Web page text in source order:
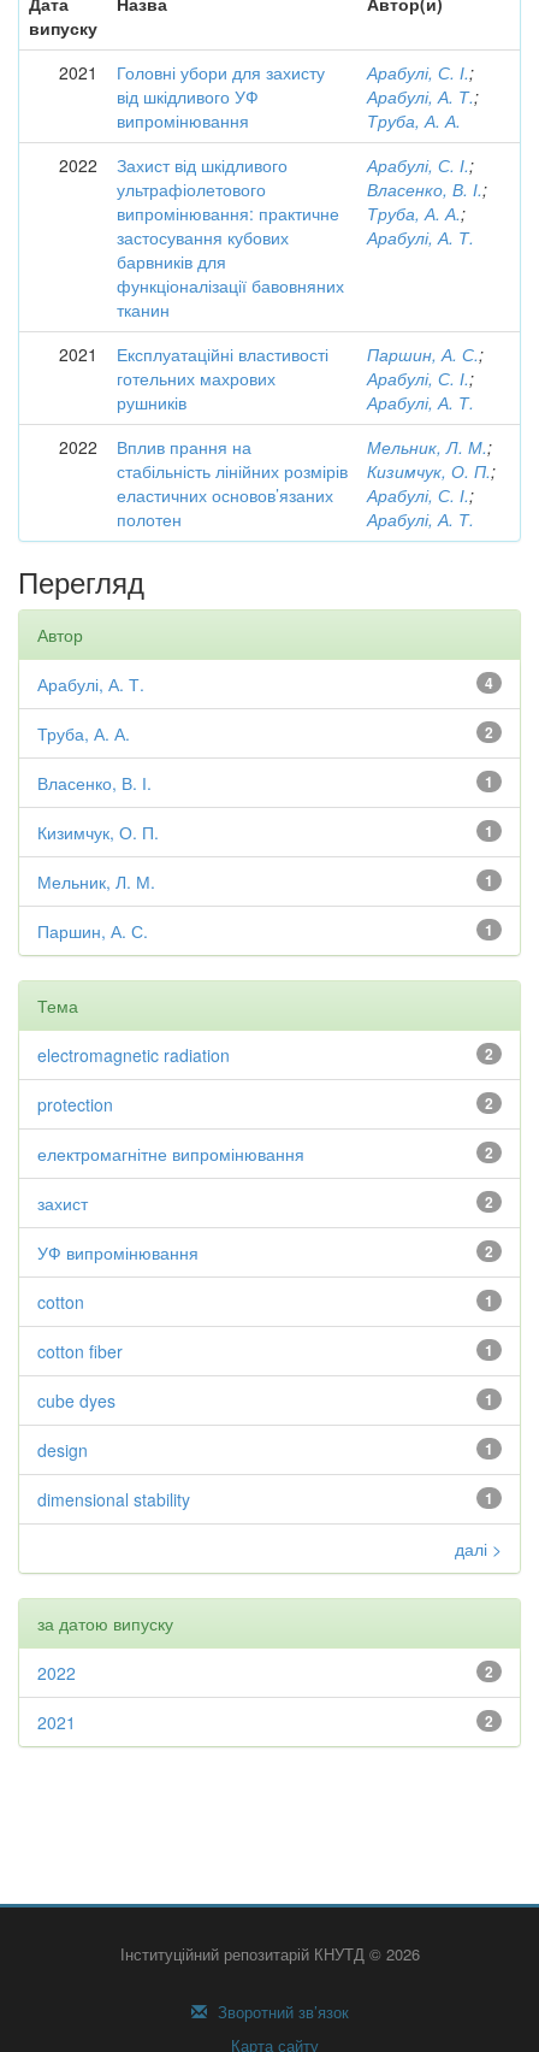
випуску
2021
Головні убори для захисту
від шкідливого УФ
випромінювання
Арабулі, С. І.;
Арабулі, А. Т.;
Труба, А. А.
2022
Захист від шкідливого
ультрафіолетового
випромінювання: практичне
застосування кубових
барвників для
функціоналізації бавовняних
тканин
Арабулі, С. І.;
Власенко, В. І.;
Труба, А. А.;
Арабулі, А. Т.
2021
Експлуатаційні властивості
готельних махрових
рушників
Паршин, А. С.;
Арабулі, С. І.;
Арабулі, А. Т.
2022
Вплив прання на
стабільність лінійних розмірів
еластичних основов’язаних
полотен
Мельник, Л. М.;
Кизимчук, О. П.;
Арабулі, С. І.;
Арабулі, А. Т.
Перегляд
Автор
4
Арабулі, А. Т.
2
Труба, А. А.
1
Власенко, В. І.
1
Кизимчук, О. П.
1
Мельник, Л. М.
1
Паршин, А. С.
Тема
2
electromagnetic radiation
2
protection
2
електромагнітне випромінювання
2
захист
2
УФ випромінювання
1
cotton
1
cotton fiber
1
cube dyes
1
design
1
dimensional stability
далі >
за датою випуску
2
2022
2
2021
Інституційний репозитарій КНУТД © 2026
Зворотний зв’язок
Карта сайту